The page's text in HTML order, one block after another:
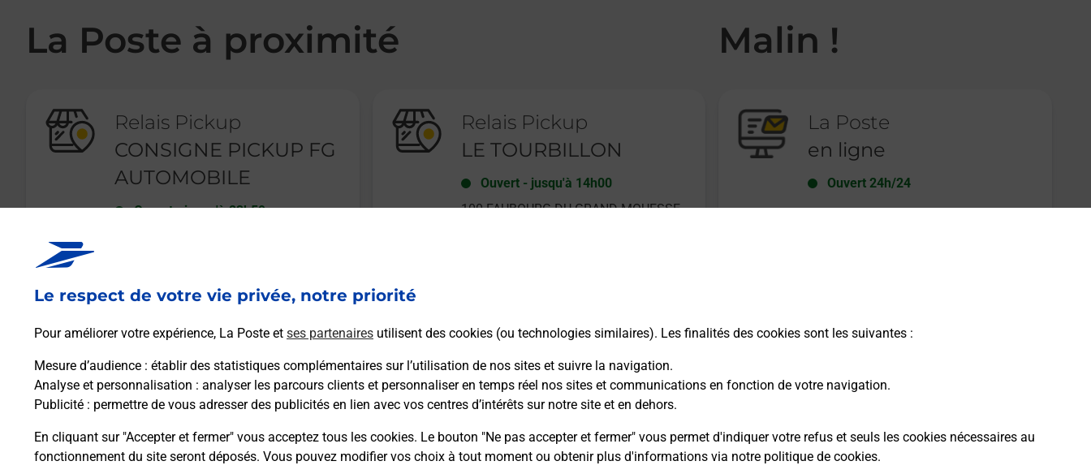
Le respect de votre vie privée, notre priorité
Pour améliorer votre expérience, La Poste et ses partenaires utilisent des cookies (ou technologies similaires). Les finalités des cookies sont les suivantes :
Mesure d’audience : établir des statistiques complémentaires sur l’utilisation de nos sites et suivre la navigation.
Analyse et personnalisation : analyser les parcours clients et personnaliser en temps réel nos sites et communications en fonction de votre navigation.
Publicité : permettre de vous adresser des publicités en lien avec vos centres d’intérêts sur notre site et en dehors.
En cliquant sur "Accepter et fermer" vous acceptez tous les cookies. Le bouton "Ne pas accepter et fermer" vous permet d'indiquer votre refus et seuls les cookies nécessaires au
fonctionnement du site seront déposés. Vous pouvez modifier vos choix à tout moment ou obtenir plus d'informations via notre politique de cookies.
La Poste à proximité
Relais Pickup
CONSIGNE PICKUP FG
AUTOMOBILE
Ouvert-jusqu'à 23h59
En savoir plus
Relais Pickup
LE TOURBILLON
Ouvert- jusqu'à 14h00
100 FAUBOURG DU GRAND MOUESSE
Malin !
La Poste
en ligne
Ouvert 24h/24